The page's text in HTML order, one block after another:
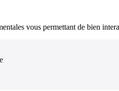
vous permettant de bien